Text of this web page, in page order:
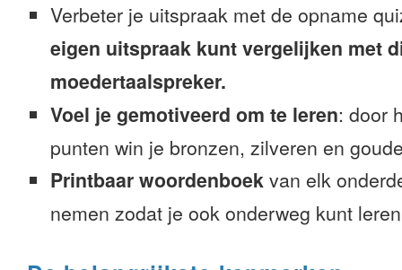
Verbeter je uitspraak met de opname
eigen uitspraak kunt vergelijken met
moedertaalspreker.
Voel je gemotiveerd om te leren: door
punten win je bronzen, zilveren en
Printbaar woordenboek van elk
nemen zodat je ook onderweg kunt